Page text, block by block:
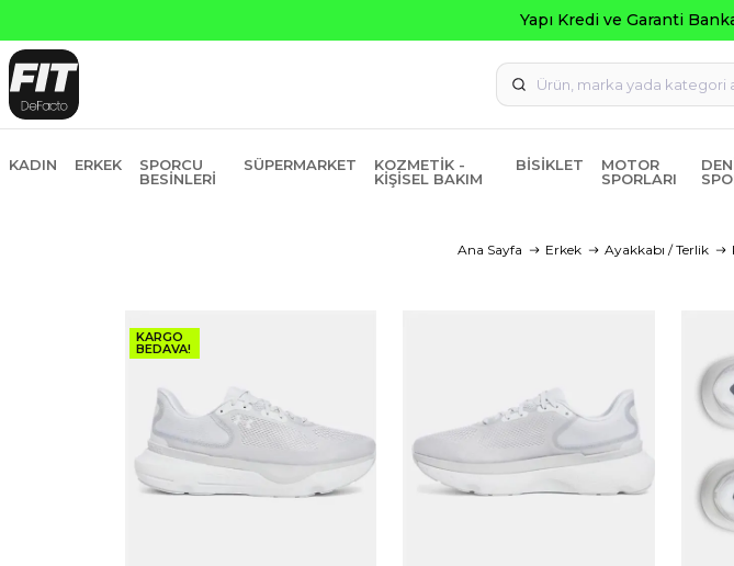
Yapı Kredi ve Garanti Bankasına Peşin Fiyatına 6 Taksit
KADIN ERKEK
SPORCU
BESINLERI
SÜPERMARKET
KOZMETIK -
KIŞISEL BAKIM
BISIKLET
MOTOR
SPORLARI
Ana Sayfa Erkek Ayakkabı / Terlik
KARGO
BEDAVA!